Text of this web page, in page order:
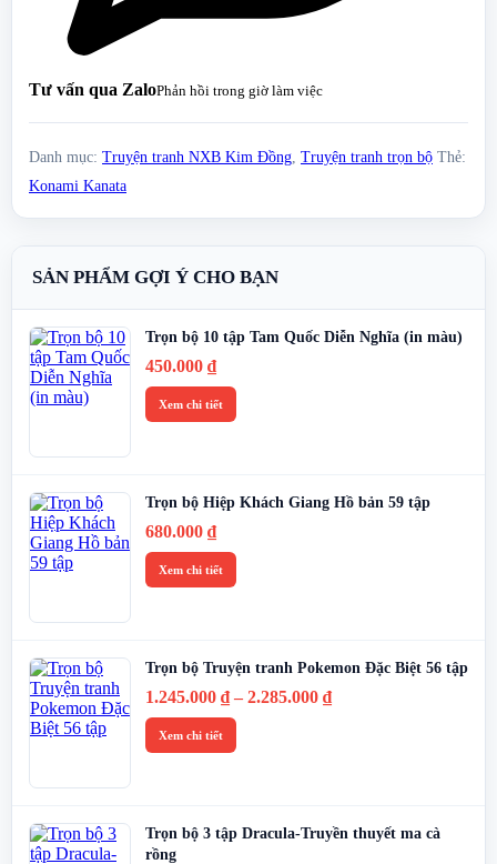
Tư vấn qua ZaloPhản hồi trong giờ làm việc
Danh mục: Truyện tranh NXB Kim Đồng Truyện tranh trọn bộ Thẻ:
Konami Kanata
SẢN PHẨM GỢI Ý CHO BẠN
Trọn bộ 10 tập Tam Quốc Diễn Nghĩa (in màu)
450.000 ₫
Xem chi tiết
Trọn bộ Hiệp Khách Giang Hồ bản 59 tập
680.000 ₫
Xem chi tiết
Trọn bộ Truyện tranh Pokemon Đặc Biệt 56 tập
1.245.000 ₫ – 2.285.000 ₫Khoảng
Xem chi tiết
Trọn bộ 3 tập Dracula-Truyền thuyết ma cà
rồng